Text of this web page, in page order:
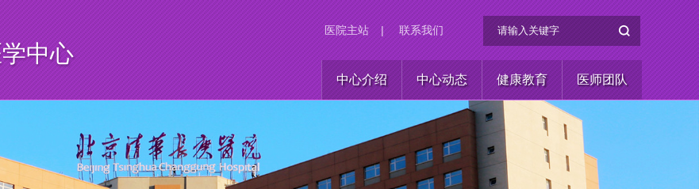
中心
医院主站 | 联系我们
中心介绍 中心动态 健康教育 医师团队